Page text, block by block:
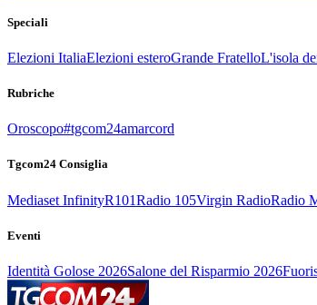
Speciali
Elezioni ItaliaElezioni esteroGrande FratelloL'isola
Rubriche
Oroscopo#tgcom24amarcord
Tgcom24 Consiglia
Mediaset InfinityR101Radio 105Virgin RadioRadio
Eventi
Identità Golose 2026Salone del Risparmio 2026